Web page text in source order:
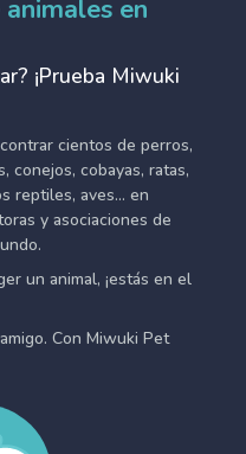
en
¡Prueba Miwuki
cientos de perros,
conejos, cobayas, ratas,
reptiles, aves... en
y asociaciones de
un animal, ¡estás en el
Con Miwuki Pet